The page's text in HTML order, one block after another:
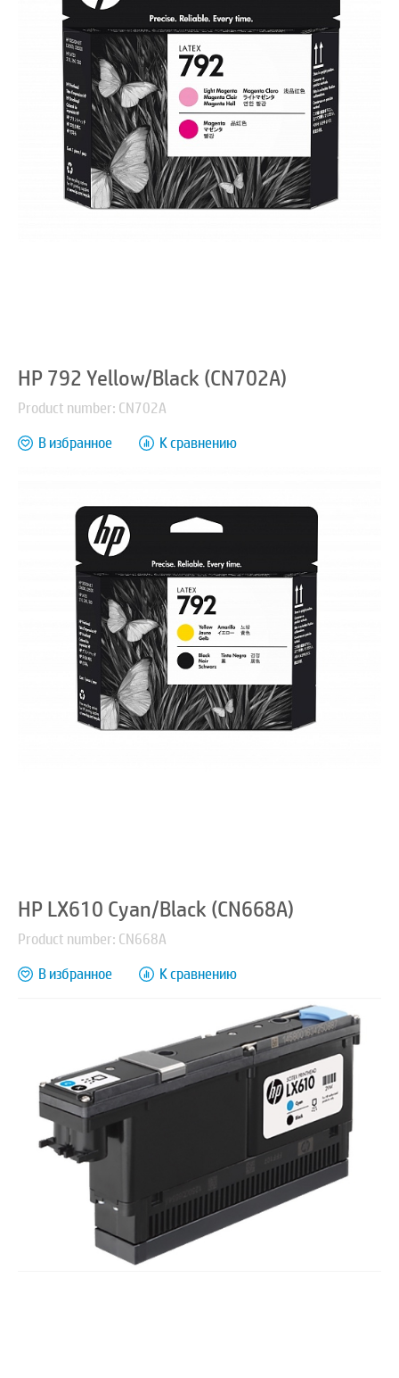
HP 792 Yellow/Black (CN702A)
Product number: CN702A
В избранное
К сравнению
HP LX610 Cyan/Black (CN668A)
Product number: CN668A
В избранное
К сравнению